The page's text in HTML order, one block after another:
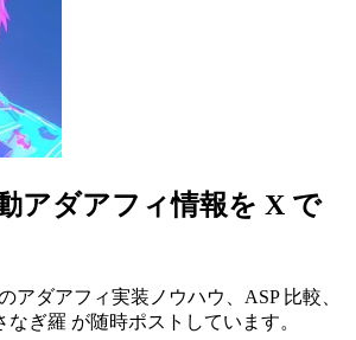
アダアフィ情報を X で
アダアフィ実装ノウハウ、ASP 比較、
ぎ羅 が随時ポストしています。